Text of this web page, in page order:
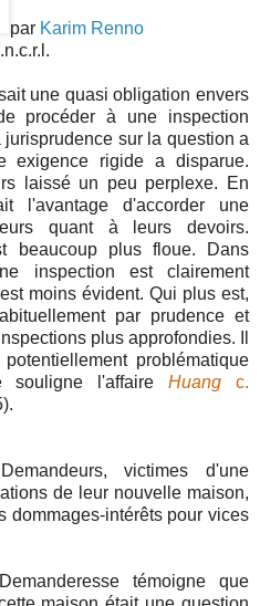
par Karim Renno
une quasi obligation envers
procéder à une inspection
sur la question a
exigence rigide a disparue.
laissé un peu perplexe. En
l'avantage d'accorder une
quant à leurs devoirs.
beaucoup plus floue. Dans
inspection est clairement
moins évident. Qui plus est,
par prudence et
plus approfondies. Il
problématique
souligne l'affaireHuang c.
victimes d'une
de leur nouvelle maison,
dommages-intérêts pour vices
témoigne que